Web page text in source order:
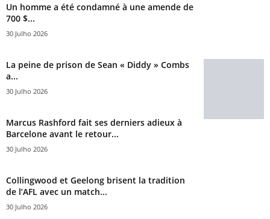
Un homme a été condamné à une amende de
700 $...
30 Julho 2026
La peine de prison de Sean « Diddy » Combs
a...
30 Julho 2026
Marcus Rashford fait ses derniers adieux à
Barcelone avant le retour...
30 Julho 2026
Collingwood et Geelong brisent la tradition
de l’AFL avec un match...
30 Julho 2026